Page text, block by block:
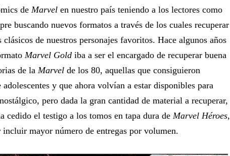
de Marvel en nuestro país teniendo a los lectores como
buscando nuevos formatos a través de los cuales recuperar
clásicos de nuestros personajes favoritos. Hace algunos años
Marvel Gold iba a ser el encargado de recuperar buena
de la Marvel de los 80, aquellas que consiguieron
y que ahora volvían a estar disponibles para
pero dada la gran cantidad de material a recuperar,
cedido el testigo a los tomos en tapa dura de Marvel Héroes,
incluir mayor número de entregas por volumen.